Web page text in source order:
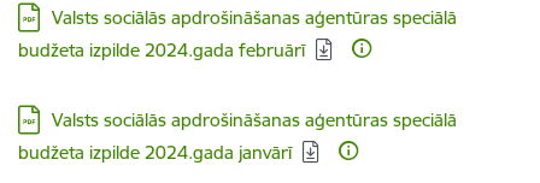
Lejupielādēt:
Valsts sociālās apdrošināšanas aģentūras speciālā
budžeta izpilde 2024.gada februārī
Lejupielādēt:
Valsts sociālās apdrošināšanas aģentūras speciālā
budžeta izpilde 2024.gada janvārī